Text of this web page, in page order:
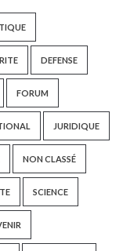
DEFENSE
FORUM
JURIDIQUE
NON CLASSÉ
SCIENCE